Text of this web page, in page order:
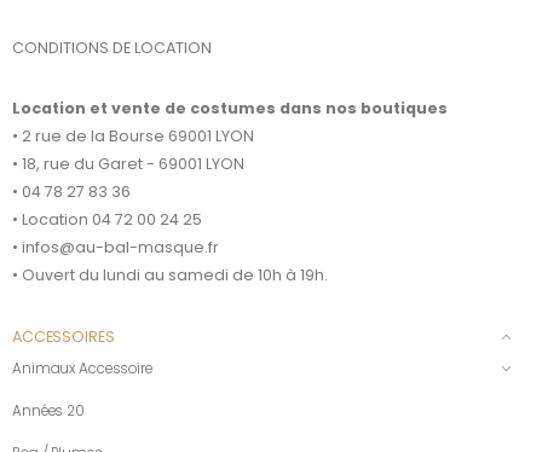
CONDITIONS DE LOCATION
Location et vente de costumes dans nos boutiques
• 2 rue de la Bourse 69001 LYON
• 18, rue du Garet - 69001 LYON
• 04 78 27 83 36
• Location 04 72 00 24 25
• infos@au-bal-masque.fr
• Ouvert du lundi au samedi de 10h à 19h.
ACCESSOIRES
Animaux Accessoire
Années 20